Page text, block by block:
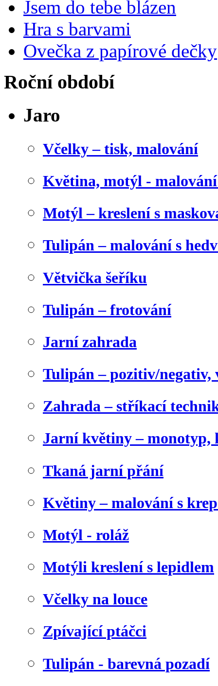
Jsem do tebe blázen
Hra s barvami
Ovečka z papírové dečky
Roční období
Jaro
Včelky – tisk, malování
Květina, motýl -
Motýl – kreslení s
Tulipán – malování s
Větvička šeříku
Tulipán – frotování
Jarní zahrada
Tulipán – pozitiv/negativ,
Zahrada – stříkací
Jarní květiny – monotyp,
Tkaná jarní přání
Květiny – malování s
Motýl - roláž
Motýli kreslení s lepidlem
Včelky na louce
Zpívající ptáčci
Tulipán - barevná pozadí